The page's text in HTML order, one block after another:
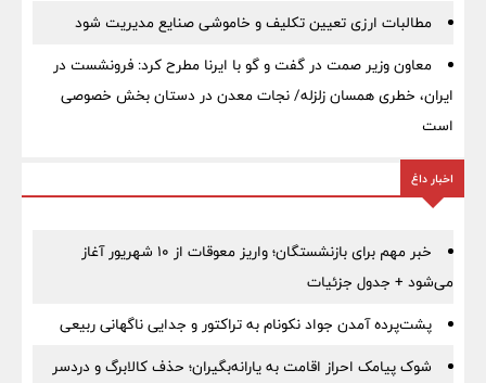
مطالبات ارزی تعیین تکلیف و خاموشی صنایع مدیریت شود
معاون وزیر صمت در گفت و گو با ایرنا مطرح کرد: فرونشست در
ایران، خطری همسان زلزله/ نجات معدن در دستان بخش خصوصی
است
اخبار داغ
خبر مهم برای بازنشستگان؛ واریز معوقات از ۱۰ شهریور آغاز
می‌شود + جدول جزئیات
پشت‌پرده آمدن جواد نکونام به تراکتور و جدایی ناگهانی ربیعی
شوک پیامک احراز اقامت به یارانه‌بگیران؛ حذف کالابرگ و دردسر